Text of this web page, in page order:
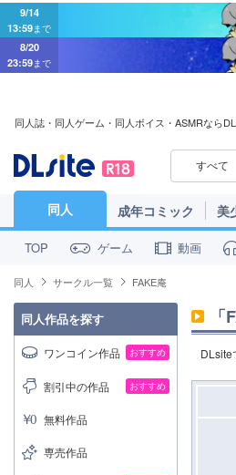
9/14
13:59まで
8/20
23:59まで
同人誌・同人ゲーム・同人ボイス・ASMRなら
すべて
同人 成年コミック 美
TOP ゲーム 動画
同人 サークル一覧 FAKE庵
「
DLsite
同人作品を探す
ワンコイン作品 おすすめ
割引中の作品 おすすめ
無料作品
専売作品